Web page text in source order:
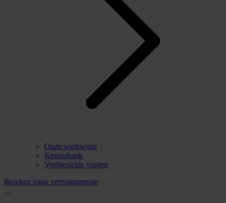
Onze werkwijze
Kennisbank
Veelgestelde vragen
Bereken jouw verzuimpremie